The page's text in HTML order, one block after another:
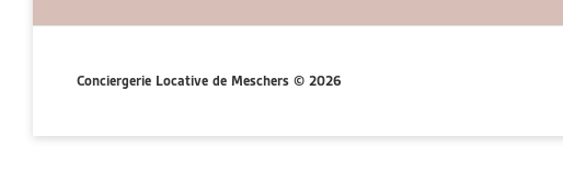
Conciergerie Locative de Meschers © 2026